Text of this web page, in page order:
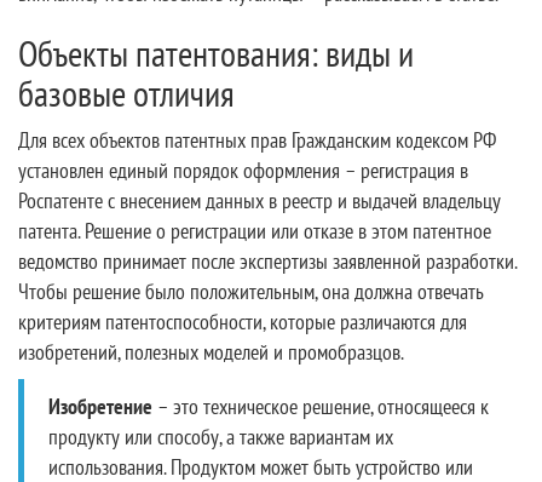
Объекты патентования: виды и
базовые отличия
Для всех объектов патентных прав Гражданским кодексом РФ
установлен единый порядок оформления – регистрация в
Роспатенте с внесением данных в реестр и выдачей владельцу
патента. Решение о регистрации или отказе в этом патентное
ведомство принимает после экспертизы заявленной разработки.
Чтобы решение было положительным, она должна отвечать
критериям патентоспособности, которые различаются для
изобретений, полезных моделей и промобразцов.
Изобретение – это техническое решение, относящееся к
продукту или способу, а также вариантам их
использования. Продуктом может быть устройство или